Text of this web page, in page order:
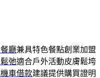
廳兼具特色餐點創業加盟
弛適合戶外活動皮膚鬆垮
車借款建議提供購買證明